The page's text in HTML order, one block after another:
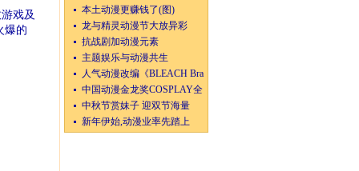
戏及
爆的
本土动漫更赚钱了(图)
龙与精灵动漫节大放异彩
抗战剧加动漫元素
主题娱乐与动漫共生
人气动漫改编《BLEACH Bra
中国动漫金龙奖COSPLAY全
中秋节赏妹子 迎双节海量
新年伊始,动漫业率先踏上